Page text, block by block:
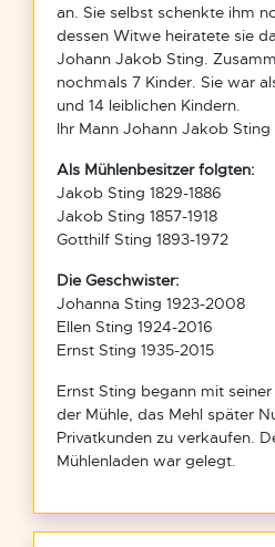
an. Sie selbst schenkte ihm
dessen Witwe heiratete sie
Johann Jakob Sting.
nochmals 7 Kinder. Sie war
und 14 leiblichen Kindern.
Ihr Mann Johann Jakob Sting
Als Mühlenbesitzer folgten:
Jakob Sting 1829-1886
Jakob Sting 1857-1918
Gotthilf Sting 1893-1972
Die Geschwister:
Johanna Sting 1923-2008
Ellen Sting 1924-2016
Ernst Sting 1935-2015
Ernst Sting begann mit
der Mühle, das Mehl später
Privatkunden zu verkaufen.
Mühlenladen war gelegt.